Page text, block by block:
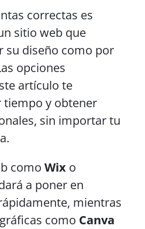
correctas es
sitio web que
su diseño como por
opciones
artículo te
y obtener
sin importar tu
comoWix o
a poner en
mientras
como Canva